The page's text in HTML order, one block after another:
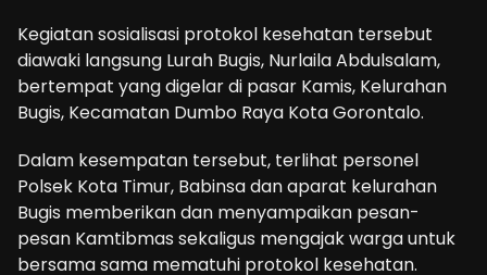
Kegiatan sosialisasi protokol kesehatan tersebut
diawaki langsung Lurah Bugis, Nurlaila Abdulsalam,
bertempat yang digelar di pasar Kamis, Kelurahan
Bugis, Kecamatan Dumbo Raya Kota Gorontalo.
Dalam kesempatan tersebut, terlihat personel
Polsek Kota Timur, Babinsa dan aparat kelurahan
Bugis memberikan dan menyampaikan pesan-
pesan Kamtibmas sekaligus mengajak warga untuk
bersama sama mematuhi protokol kesehatan.